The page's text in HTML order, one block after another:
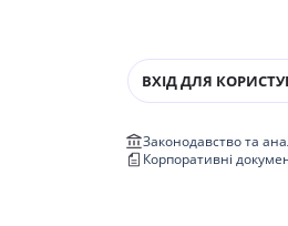
ВХІД ДЛЯ
Законодавство та
Корпоративні